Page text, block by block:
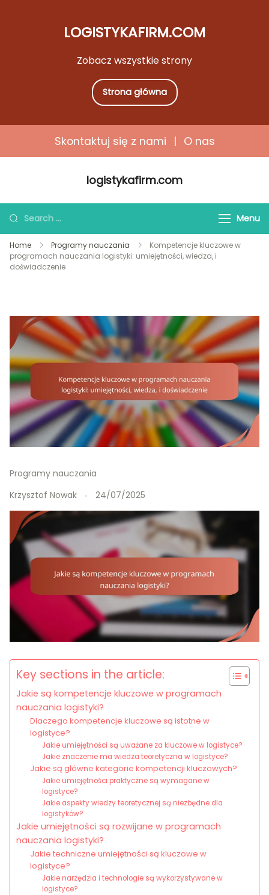
Zobacz wszystkie strony
LOGISTYKAFIRM.COM
Strona główna
Skontaktuj się z nami | O nas
logistykafirm.com
Search
for:
Menu
Home Programy nauczania
Kompetencje kluczowe w
programach nauczania logistyki: umiejętności, wiedza, i
doświadczenie
Programy nauczania
Krzysztof Nowak
24/07/2025
Key sections in the article:
Jakie są kompetencje kluczowe w programach
nauczania logistyki?
Dlaczego kompetencje kluczowe są istotne w
logistyce?
Jakie umiejętności są uważane za kluczowe w logistyce?
Jakie znaczenie ma wiedza teoretyczna w logistyce?
Jakie są główne kategorie kompetencji kluczowych?
Jakie umiejętności praktyczne są wymagane w
logistyce?
Jakie aspekty wiedzy teoretycznej są niezbędne dla
logistyków?
Jakie umiejętności są rozwijane w programach
nauczania logistyki?
Jakie techniczne umiejętności są kluczowe w
logistyce?
Jakie narzędzia i technologie są wykorzystywane w
logistyce?